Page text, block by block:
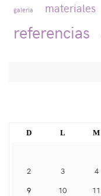
galeria materiales
referencias
D L M
2
3 4
9
10 11